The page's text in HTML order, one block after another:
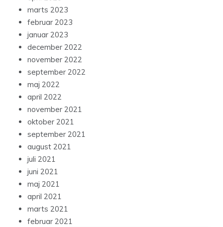
marts 2023
februar 2023
januar 2023
december 2022
november 2022
september 2022
maj 2022
april 2022
november 2021
oktober 2021
september 2021
august 2021
juli 2021
juni 2021
maj 2021
april 2021
marts 2021
februar 2021